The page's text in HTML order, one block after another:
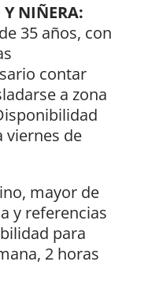
Y NIÑERA:
35 años, con
contar
a zona
viernes de
mayor de
y referencias
para
2 horas